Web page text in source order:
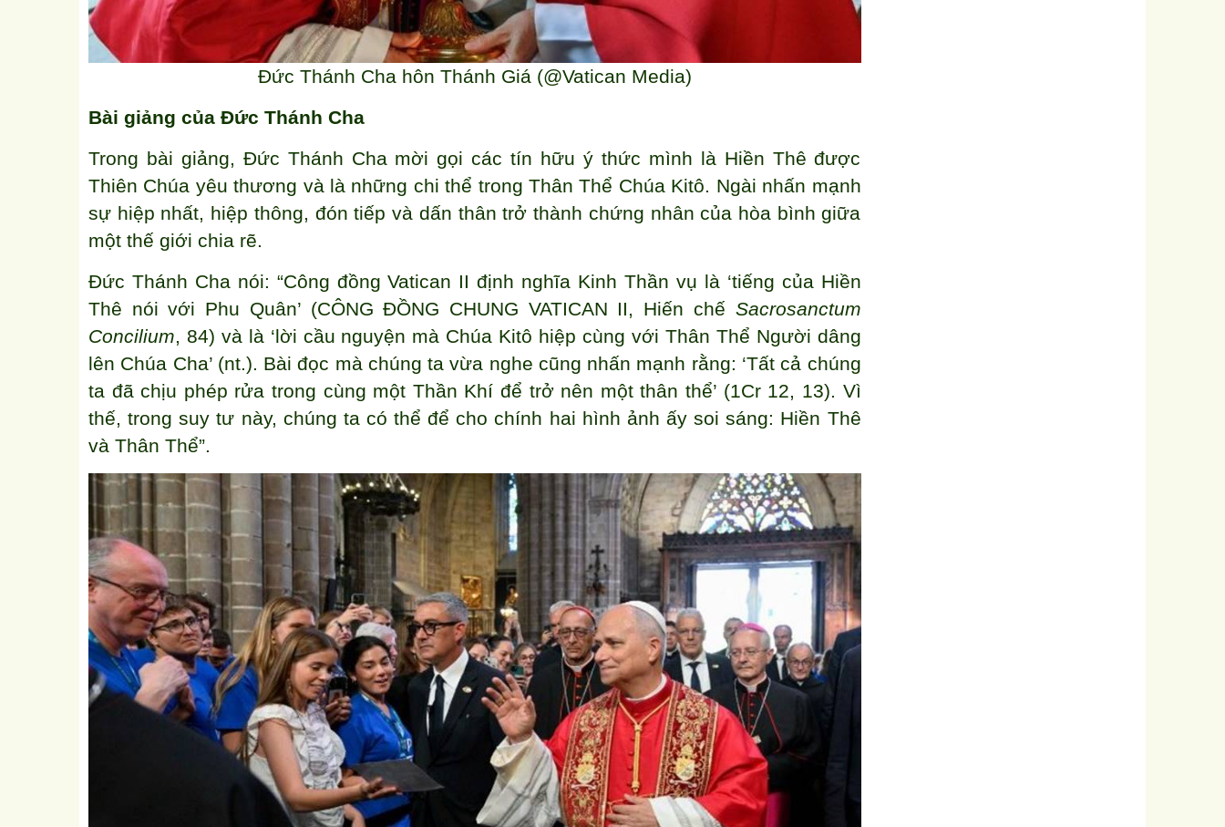
Đức Thánh Cha hôn Thánh Giá (@Vatican Media)
Bài giảng của Đức Thánh Cha
Trong bài giảng, Đức Thánh Cha mời gọi các tín hữu ý thức mình là Hiền Thê được
Thiên Chúa yêu thương và là những chi thể trong Thân Thể Chúa Kitô. Ngài nhấn mạnh
sự hiệp nhất, hiệp thông, đón tiếp và dấn thân trở thành chứng nhân của hòa bình giữa
một thế giới chia rẽ.
Đức Thánh Cha nói: “Công đồng Vatican II định nghĩa Kinh Thần vụ là ‘tiếng của Hiền
Thê nói với Phu Quân’ (CÔNG ĐỒNG CHUNG VATICAN II, Hiến chế Sacrosanctum
Concilium, 84) và là ‘lời cầu nguyện mà Chúa Kitô hiệp cùng với Thân Thể Người dâng
lên Chúa Cha’ (nt.). Bài đọc mà chúng ta vừa nghe cũng nhấn mạnh rằng: ‘Tất cả chúng
ta đã chịu phép rửa trong cùng một Thần Khí để trở nên một thân thể’ (1Cr 12, 13). Vì
thế, trong suy tư này, chúng ta có thể để cho chính hai hình ảnh ấy soi sáng: Hiền Thê
và Thân Thể”.